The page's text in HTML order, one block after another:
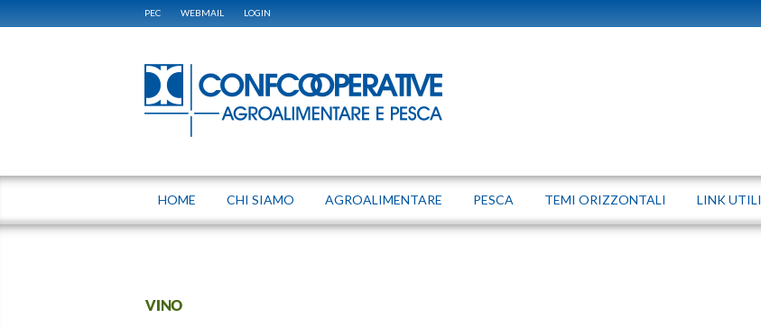
PEC WEBMAIL LOGIN
HOME CHI SIAMO AGROALIMENTARE PESCA TEMI ORIZZONTALI LINK UTILI
VINO